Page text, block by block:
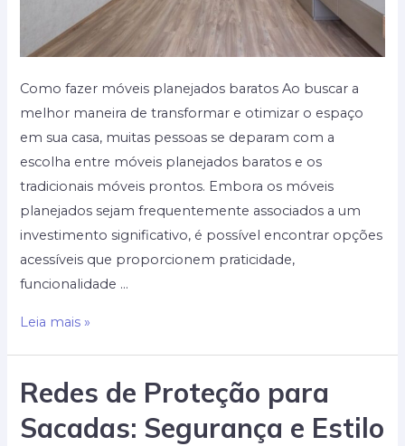
Como fazer móveis planejados baratos Ao buscar a
melhor maneira de transformar e otimizar o espaço
em sua casa, muitas pessoas se deparam com a
escolha entre móveis planejados baratos e os
tradicionais móveis prontos. Embora os móveis
planejados sejam frequentemente associados a um
investimento significativo, é possível encontrar opções
acessíveis que proporcionem praticidade,
funcionalidade …
Como
planejados
baratos
Leia mais »
Redes de Proteção para
Sacadas: Segurança e Estilo